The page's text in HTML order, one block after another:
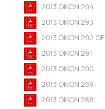
2013 OIKON 294
2013 OIKON 293
2013 OIKON 292 OE
2013 OIKON 291
2013 OIKON 290
2013 OIKON 289
2013 OIKON 288